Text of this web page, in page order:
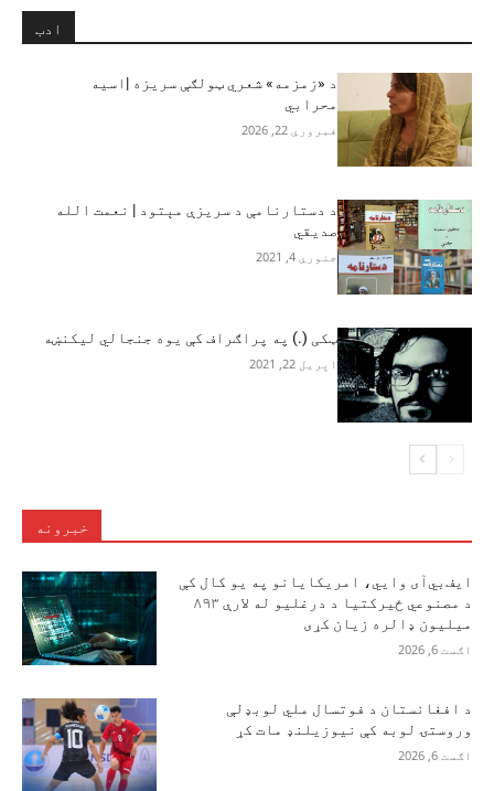
ادب
د «زمزمه» شعري ټولګې سريزه |اسیه
محرابي
فبروري 22, 2026
د دستارنامې د سریزې مېتود | نعمت الله
صديقي
جنوري 4, 2021
ټکی (.) په پراګراف کې یوه جنجالي لیکنښه
اپریل 22, 2021
خبرونه
ایف‌بي‌آی وايي، امریکایانو په یو کال کې
د مصنوعي ځیرکتیا د درغلیو له لارې ۸۹۳
میلیون ډالره زیان کړی
اګست 6, 2026
د افغانستان د فوتسال ملي لوبډلې
وروستۍ لوبه کې نیوزیلنډ مات کړ
اګست 6, 2026